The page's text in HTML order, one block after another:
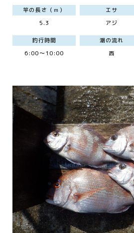
竿の長さ（ｍ）
5.3
エサ
アジ
釣行時間
6:00～10:00
潮の流れ
西